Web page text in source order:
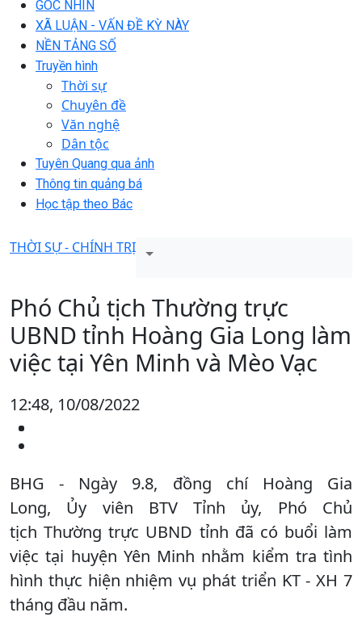
GÓC NHÌN
XÃ LUẬN - VẤN ĐỀ KỲ NÀY
NỀN TẢNG SỐ
Truyền hình
Thời sự
Chuyên đề
Văn nghệ
Dân tộc
Tuyên Quang qua ảnh
Thông tin quảng bá
Học tập theo Bác
THỜI SỰ - CHÍNH TRỊ
Phó Chủ tịch Thường trực
UBND tỉnh Hoàng Gia Long làm
việc tại Yên Minh và Mèo Vạc
12:48, 10/08/2022
BHG - Ngày 9.8, đồng chí Hoàng Gia
Long, Ủy viên BTV Tỉnh ủy, Phó Chủ
tịch Thường trực UBND tỉnh đã có buổi làm
việc tại huyện Yên Minh nhằm kiểm tra tình
hình thực hiện nhiệm vụ phát triển KT - XH 7
tháng đầu năm.